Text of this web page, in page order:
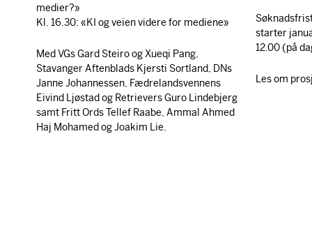
medier?»
Kl. 16.30: «KI og veien videre for mediene»
Med VGs Gard Steiro og Xueqi Pang,
Stavanger Aftenblads Kjersti Sortland, DNs
Janne Johannessen, Fædrelandsvennens
Eivind Ljøstad og Retrievers Guro Lindebjerg
samt Fritt Ords Tellef Raabe, Ammal Ahmed
Haj Mohamed og Joakim Lie.
starter
12.00 (på
Les om